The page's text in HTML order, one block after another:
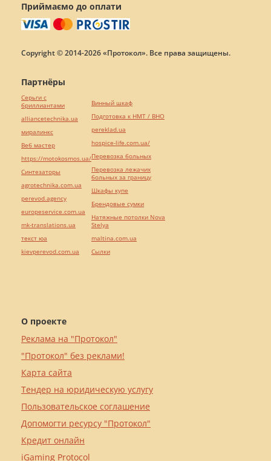
Приймаємо до оплати
Copyright © 2014-2026 «Протокол». Все права защищены.
О проекте
Реклама на "Протокол"
"Протокол" без реклами!
Карта сайта
Тендер на юридическую услугу
Пользовательское соглашение
Допомогти ресурсу "Протокол"
Кредит онлайн
iGaming Protocol
Партнёры
Серьги с
бриллиантами
alliancetechnika.ua
миралинкс
Веб мастер
https://motokosmos.ua/
Синтезаторы
agrotechnika.com.ua
perevod.agency
europeservice.com.ua
mk-translations.ua
текст юа
kievperevod.com.ua
Винный шкаф
Подготовка к НМТ / ВНО
pereklad.ua
hospice-life.com.ua/
Перевозка больных
Перевозка лежачих
больных за границу
Шкафы купе
Брендовые сумки
Натяжные потолки Nova
Stelya
maltina.com.ua
Cылки